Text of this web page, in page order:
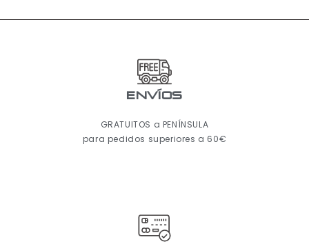
ENVÍOS
GRATUITOS a PENÍNSULA
para pedidos superiores a 60€